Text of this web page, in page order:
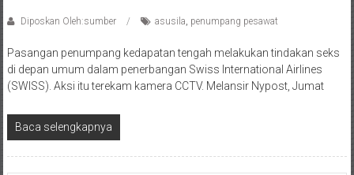
Diposkan Oleh:sumber asusila, penumpang pesawat
Pasangan penumpang kedapatan tengah melakukan tindakan seks
di depan umum dalam penerbangan Swiss International Airlines
(SWISS). Aksi itu terekam kamera CCTV. Melansir Nypost, Jumat
Baca selengkapnya